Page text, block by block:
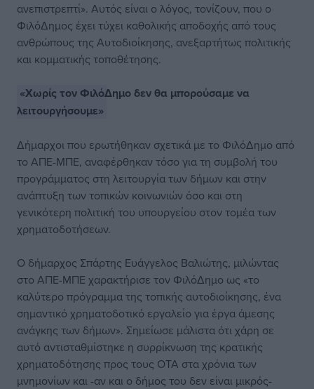
ανεπιστρεπτί». Αυτός είναι ο λόγος, τονίζουν, που ο
ΦιλόΔημος έχει τύχει καθολικής αποδοχής από τους
ανθρώπους της Αυτοδιοίκησης, ανεξαρτήτως πολιτικής
και κομματικής τοποθέτησης.
«Χωρίς τον ΦιλόΔημο δεν θα μπορούσαμε να
λειτουργήσουμε»
Δήμαρχοι που ερωτήθηκαν σχετικά με το ΦιλόΔημο από
το ΑΠΕ-ΜΠΕ, αναφέρθηκαν τόσο για τη συμβολή του
προγράμματος στη λειτουργία των δήμων και στην
ανάπτυξη των τοπικών κοινωνιών όσο και στη
γενικότερη πολιτική του υπουργείου στον τομέα των
χρηματοδοτήσεων.
Ο δήμαρχος Σπάρτης Ευάγγελος Βαλιώτης, μιλώντας
στο ΑΠΕ-ΜΠΕ χαρακτήρισε τον ΦιλόΔημο ως «το
καλύτερο πρόγραμμα της τοπικής αυτοδιοίκησης, ένα
σημαντικό χρηματοδοτικό εργαλείο για έργα άμεσης
ανάγκης των δήμων». Σημείωσε μάλιστα ότι χάρη σε
αυτό αντισταθμίστηκε η συρρίκνωση της κρατικής
χρηματοδότησης προς τους ΟΤΑ στα χρόνια των
μνημονίων και -αν και ο δήμος του δεν είναι μικρός-